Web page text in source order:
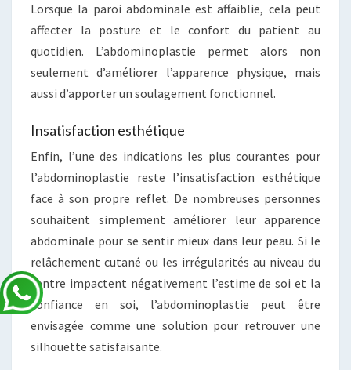
Lorsque la paroi abdominale est affaiblie, cela peut
affecter la posture et le confort du patient au
quotidien. L’abdominoplastie permet alors non
seulement d’améliorer l’apparence physique, mais
aussi d’apporter un soulagement fonctionnel.
Insatisfaction esthétique
Enfin, l’une des indications les plus courantes pour
l’abdominoplastie reste l’insatisfaction esthétique
face à son propre reflet. De nombreuses personnes
souhaitent simplement améliorer leur apparence
abdominale pour se sentir mieux dans leur peau. Si le
relâchement cutané ou les irrégularités au niveau du
ventre impactent négativement l’estime de soi et la
confiance en soi, l’abdominoplastie peut être
envisagée comme une solution pour retrouver une
silhouette satisfaisante.